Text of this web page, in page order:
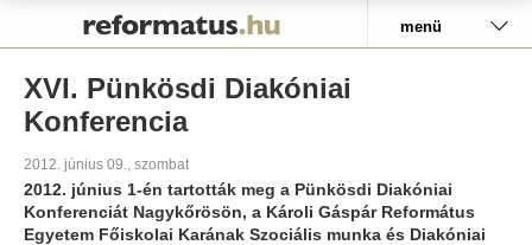
menü
XVI. Pünkösdi Diakóniai
Konferencia
2012. június 09., szombat
2012. június 1-én tartották meg a Pünkösdi Diakóniai
Konferenciát Nagykőrösön, a Károli Gáspár Református
Egyetem Főiskolai Karának Szociális munka és Diakóniai